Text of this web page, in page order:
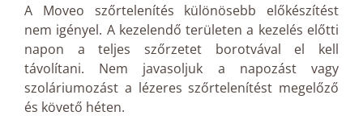
A Moveo szőrtelenítés különösebb előkészítést
nem igényel. A kezelendő területen a kezelés előtti
napon a teljes szőrzetet borotvával el kell
távolítani. Nem javasoljuk a napozást vagy
szoláriumozást a lézeres szőrtelenítést megelőző
és követő héten.